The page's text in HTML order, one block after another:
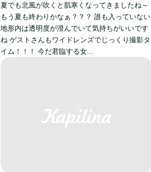
夏でも北風が吹くと肌寒くなってきましたね～
もう夏も終わりかなぁ？？？ 誰も入っていない
地形内は透明度が澄んでいて気持ちがいいです
ね ゲストさんもワイドレンズでじっくり撮影タ
イム！！！ 今だ君臨する女…